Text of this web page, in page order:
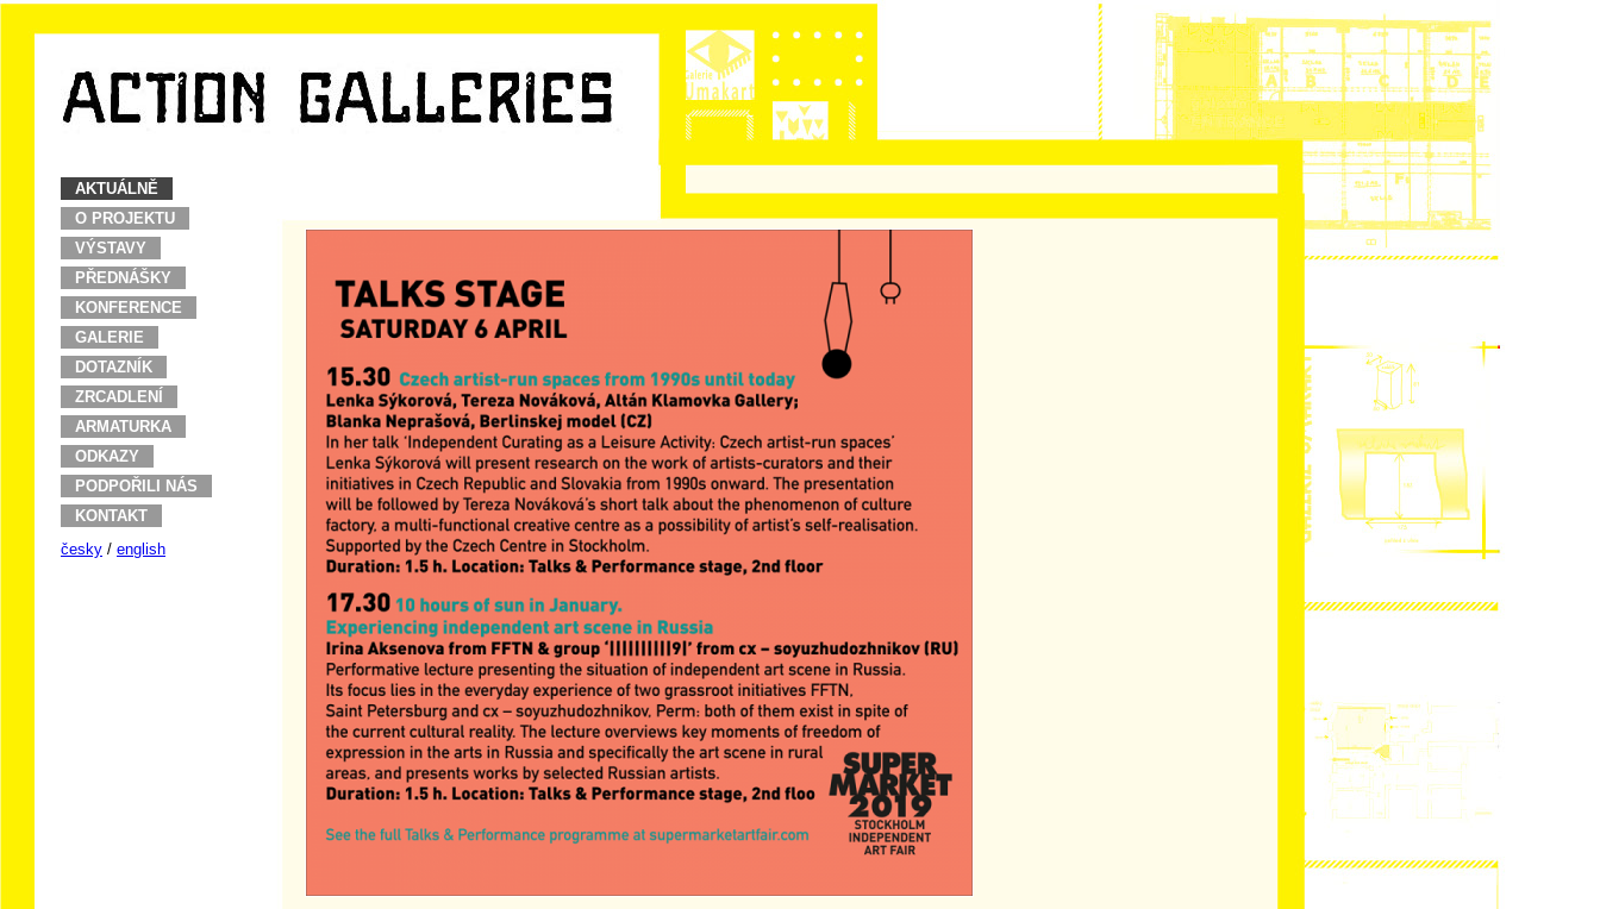
AKTUÁLNĚ
O PROJEKTU
VÝSTAVY
PŘEDNÁŠKY
KONFERENCE
GALERIE
DOTAZNÍK
ZRCADLENÍ
ARMATURKA
ODKAZY
PODPOŘILI NÁS
KONTAKT
česky / english